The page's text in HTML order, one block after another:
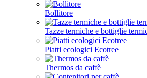
Bollitore
Tazze termiche e bottiglie
Piatti ecologici Ecotree
Thermos da caffè